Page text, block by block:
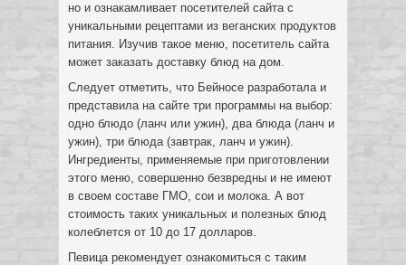
но и ознакамливает посетителей сайта с
уникальными рецептами из веганских продуктов
питания. Изучив такое меню, посетитель сайта
может заказать доставку блюд на дом.
Следует отметить, что Бейносе разработала и
представила на сайте три программы на выбор:
одно блюдо (ланч или ужин), два блюда (ланч и
ужин), три блюда (завтрак, ланч и ужин).
Ингредиенты, применяемые при приготовлении
этого меню, совершенно безвредны и не имеют
в своем составе ГМО, сои и молока. А вот
стоимость таких уникальных и полезных блюд
колеблется от 10 до 17 долларов.
Певица рекомендует ознакомиться с таким